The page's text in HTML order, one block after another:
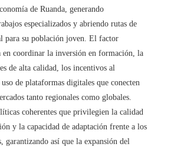
de Ruanda, generando
especializados y abriendo rutas de
para su población joven. El factor
en coordinar la inversión en formación, la
de alta calidad, los incentivos al
de plataformas digitales que conecten
tanto regionales como globales.
coherentes que privilegien la calidad
y la capacidad de adaptación frente a los
garantizando así que la expansión del